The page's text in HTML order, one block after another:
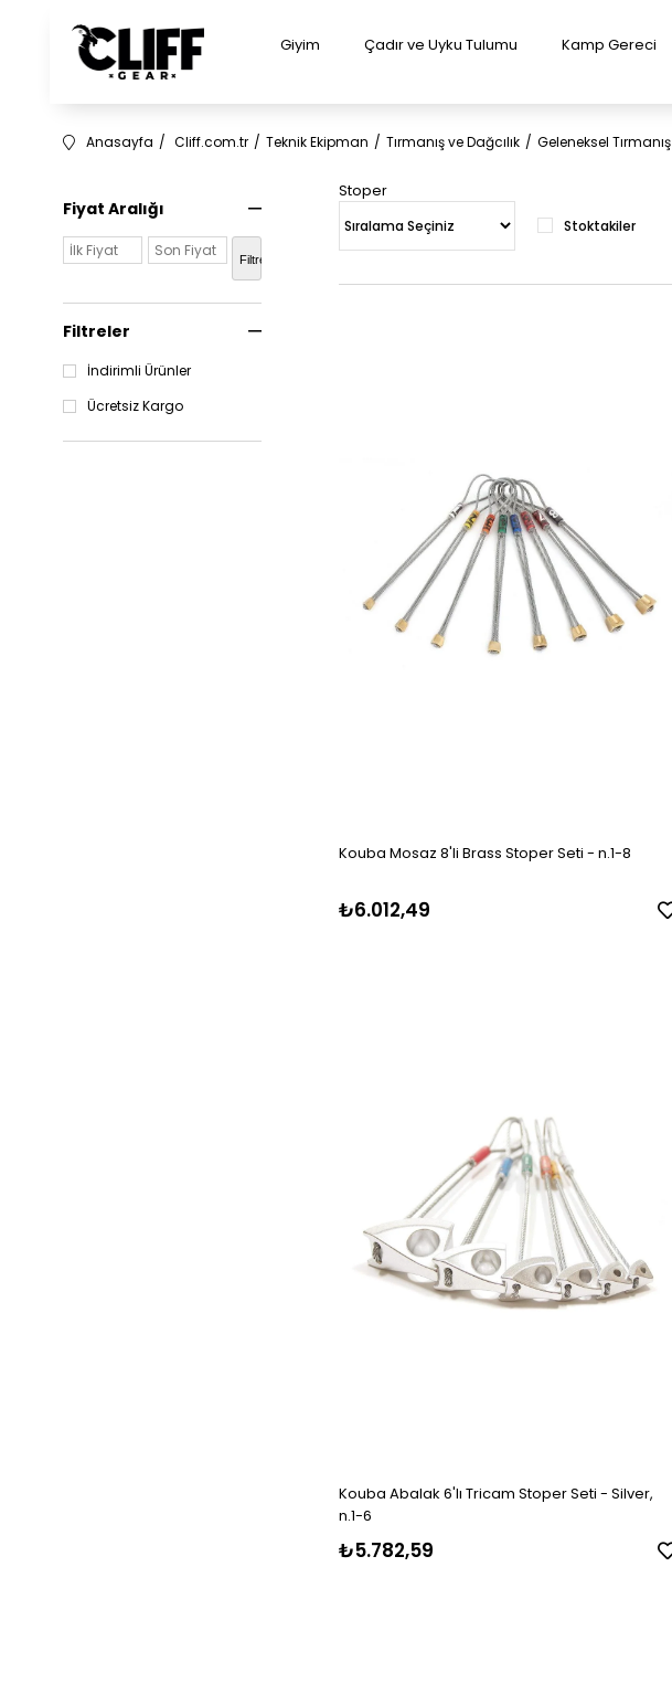
Giyim Çadır ve Uyku Tulumu Kamp Gereci
Anasayfa Cliff.com.tr Teknik Ekipman Tırmanış ve Dağcılık Geleneksel Tırmanış
Fiyat Aralığı
Filtrele
Filtreler
İndirimli Ürünler
Ücretsiz Kargo
Stoper
Stoktakiler
Kouba Mosaz 8'li Brass Stoper Seti - n.1-8
₺6.012,49
Kouba Abalak 6'lı Tricam Stoper Seti - Silver,
n.1-6
₺5.782,59